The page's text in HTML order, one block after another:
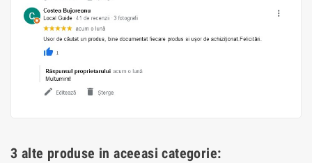
3 alte produse in aceeasi categorie: